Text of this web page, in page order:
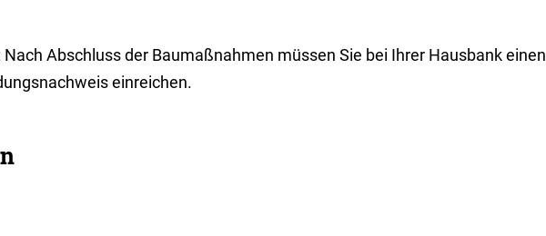
Nach Abschluss der Baumaßnahmen müssen Sie bei Ihrer Hausbank einen
einreichen.